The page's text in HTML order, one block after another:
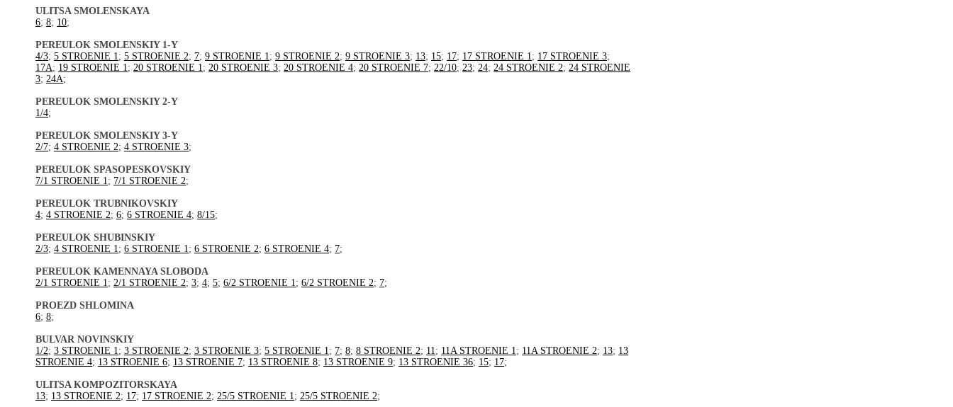
ULITSA SMOLENSKAYA
6; 8; 10;
PEREULOK SMOLENSKIY 1-Y
4/3; 5 STROENIE 1 ; 5 STROENIE 2; 7; 9 STROENIE 1 ; 9 STROENIE 2; 9 STROENIE 3; 13; 15; 17; 17 STROENIE 1 ; 17 STROENIE 3;
17A; 19 STROENIE 1 ; 20 STROENIE 1 ; 20 STROENIE 3; 20 STROENIE 4; 20 STROENIE 7; 22/10; 23; 24; 24 STROENIE 2; 24 STROENIE
3; 24A;
PEREULOK SMOLENSKIY 2-Y
1/4;
PEREULOK SMOLENSKIY 3-Y
2/7; 4 STROENIE 2; 4 STROENIE 3;
PEREULOK SPASOPESKOVSKIY
7/1 STROENIE 1 ; 7/1 STROENIE 2;
PEREULOK TRUBNIKOVSKIY
4; 4 STROENIE 2; 6; 6 STROENIE 4; 8/15;
PEREULOK SHUBINSKIY
2/3; 4 STROENIE 1 ; 6 STROENIE 1 ; 6 STROENIE 2; 6 STROENIE 4; 7;
PEREULOK KAMENNAYA SLOBODA
2/1 STROENIE 1 ; 2/1 STROENIE 2; 3; 4; 5; 6/2 STROENIE 1 ; 6/2 STROENIE 2; 7;
PROEZD SHLOMINA
6; 8;
BULVAR NOVINSKIY
1/2; 3 STROENIE 1 ; 3 STROENIE 2; 3 STROENIE 3; 5 STROENIE 1 ; 7; 8; 8 STROENIE 2; 11 ; 11A STROENIE 1 ; 11A STROENIE 2; 13; 13
STROENIE 4; 13 STROENIE 6; 13 STROENIE 7; 13 STROENIE 8; 13 STROENIE 9; 13 STROENIE 36; 15; 17;
ULITSA KOMPOZITORSKAYA
13; 13 STROENIE 2; 17; 17 STROENIE 2; 25/5 STROENIE 1 ; 25/5 STROENIE 2;